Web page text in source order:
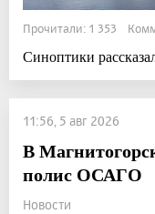
Прочитали: 1 353
Синоптики
11:56, 5 авг 2026
В
полис ОСАГО
Новости